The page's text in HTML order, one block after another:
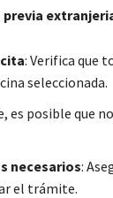
previa
: Verifica que
seleccionada.
es posible que
necesarios:
el trámite.